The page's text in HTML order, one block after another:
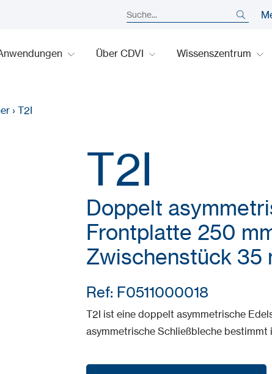
Über CDVI Wissenszentrum
› T2I
T2I
Doppelt
Frontplatte 250
Zwischenstück 35
Ref: F0511000018
T2I ist eine doppelt asymmetrische
asymmetrische Schließbleche bestimmt